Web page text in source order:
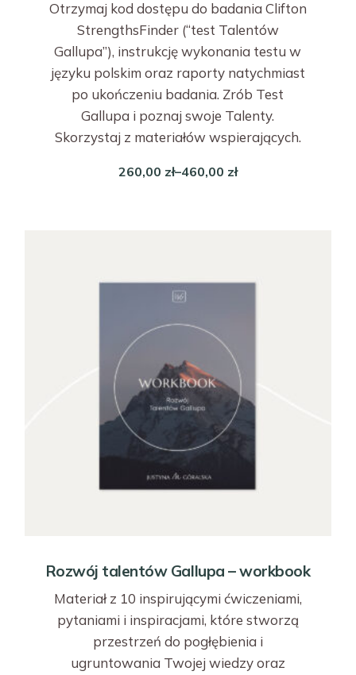
Otrzymaj kod dostępu do badania Clifton
StrengthsFinder (“test Talentów
Gallupa”), instrukcję wykonania testu w
języku polskim oraz raporty natychmiast
po ukończeniu badania. Zrób Test
Gallupa i poznaj swoje Talenty.
Skorzystaj z materiałów wspierających.
260,00 zł–460,00 zł
Rozwój talentów Gallupa – workbook
Materiał z 10 inspirującymi ćwiczeniami,
pytaniami i inspiracjami, które stworzą
przestrzeń do pogłębienia i
ugruntowania Twojej wiedzy oraz